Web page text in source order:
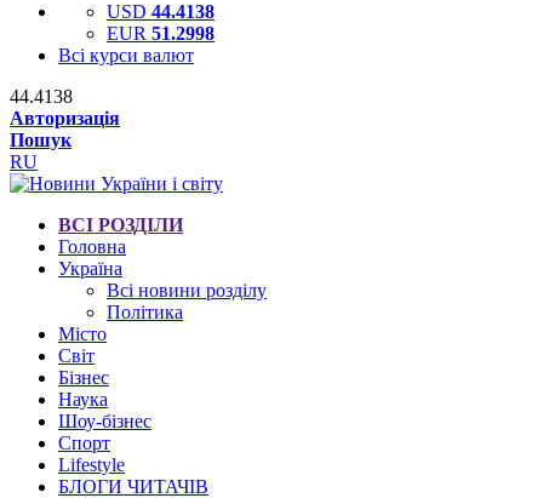
USD 44.4138
EUR 51.2998
Всі курси валют
44.4138
Авторизація
Пошук
RU
ВСІ РОЗДІЛИ
Головна
Україна
Всі новини розділу
Політика
Місто
Світ
Бізнес
Наука
Шоу-бізнес
Спорт
Lifestyle
БЛОГИ ЧИТАЧІВ